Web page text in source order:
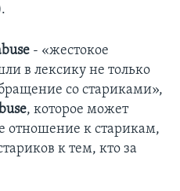
- «жестокое
в лексику не только
со стариками»,
, которое может
отношение к старикам,
к тем, кто за